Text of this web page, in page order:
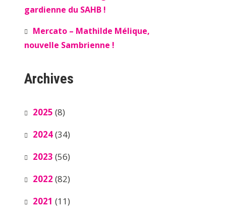
gardienne du SAHB !
Mercato – Mathilde Mélique,
nouvelle Sambrienne !
Archives
2025 (8)
2024(34)
2023 (56)
2022 (82)
2021 (11)